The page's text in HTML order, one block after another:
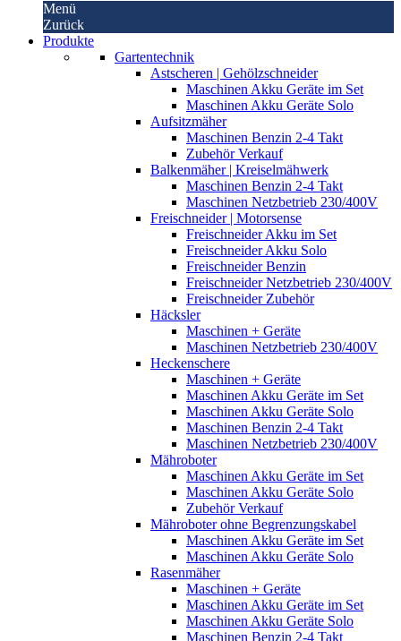
Menü
Zurück
Produkte
Gartentechnik
Astscheren | Gehölzschneider
Maschinen Akku Geräte im Set
Maschinen Akku Geräte Solo
Aufsitzmäher
Maschinen Benzin 2-4 Takt
Zubehör Verkauf
Balkenmäher | Kreiselmähwerk
Maschinen Benzin 2-4 Takt
Maschinen Netzbetrieb 230/400V
Freischneider | Motorsense
Freischneider Akku im Set
Freischneider Akku Solo
Freischneider Benzin
Freischneider Netzbetrieb 230/400V
Freischneider Zubehör
Häcksler
Maschinen + Geräte
Maschinen Netzbetrieb 230/400V
Heckenschere
Maschinen + Geräte
Maschinen Akku Geräte im Set
Maschinen Akku Geräte Solo
Maschinen Benzin 2-4 Takt
Maschinen Netzbetrieb 230/400V
Mähroboter
Maschinen Akku Geräte im Set
Maschinen Akku Geräte Solo
Zubehör Verkauf
Mähroboter ohne Begrenzungskabel
Maschinen Akku Geräte im Set
Maschinen Akku Geräte Solo
Rasenmäher
Maschinen + Geräte
Maschinen Akku Geräte im Set
Maschinen Akku Geräte Solo
Maschinen Benzin 2-4 Takt